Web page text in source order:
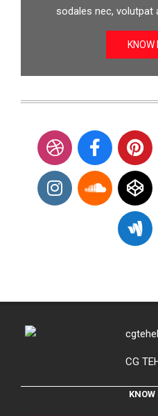
sodales nec, volutpat
KNOW
CG
KNOW